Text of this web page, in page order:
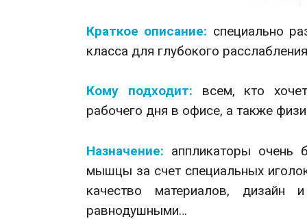
Краткое описание: специально
класса для глубокого
Кому подходит: всем, кто
рабочего дня в офисе, а также
Назначение: аппликаторы очень
мышцы за счет специальных
качество материалов,
равнодушными…